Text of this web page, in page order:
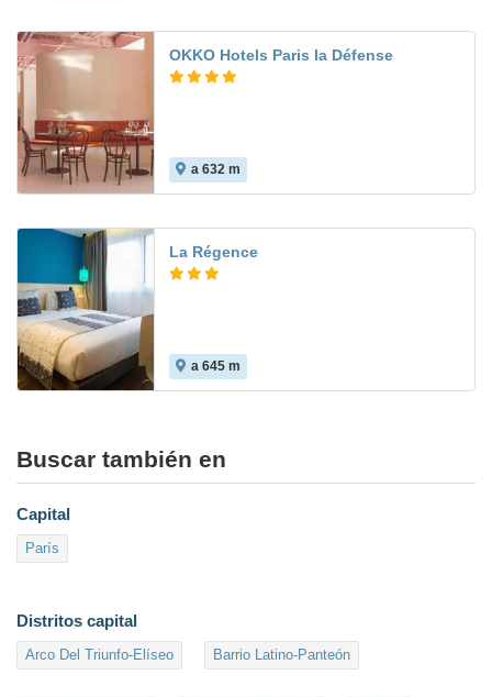
OKKO Hotels Paris la Défense
a 632 m
La Régence
a 645 m
Buscar también en
Capital
París
Distritos capital
Arco Del Triunfo-Elíseo Barrio Latino-Panteón